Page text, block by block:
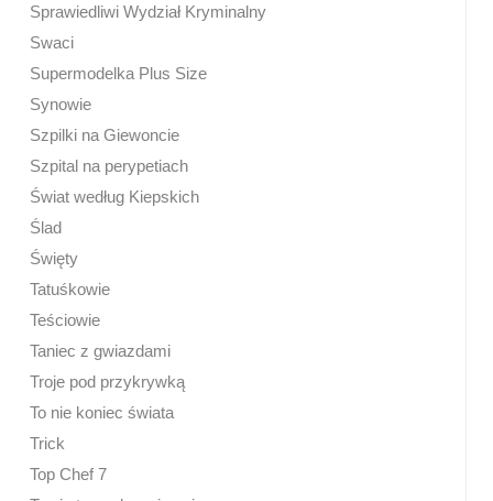
Sprawiedliwi Wydział Kryminalny
Swaci
Supermodelka Plus Size
Synowie
Szpilki na Giewoncie
Szpital na perypetiach
Świat według Kiepskich
Ślad
Święty
Tatuśkowie
Teściowie
Taniec z gwiazdami
Troje pod przykrywką
To nie koniec świata
Trick
Top Chef 7